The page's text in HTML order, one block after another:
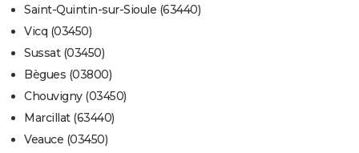
Saint-Quintin-sur-Sioule (63440)
Vicq (03450)
Sussat (03450)
Bègues (03800)
Chouvigny (03450)
Marcillat (63440)
Veauce (03450)